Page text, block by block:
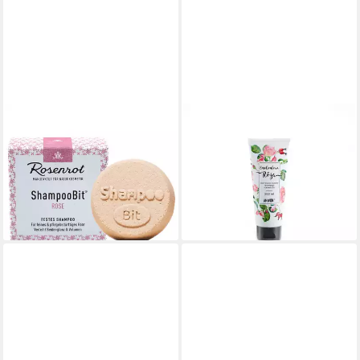
Rosenrot Festes
Haarshampoo Festes
Shampoo Rose, 60 g
9,49 €
(158,17 €/ 1 kg)
lieferbar - in 3-4 Werktagen bei dir
Haarshampoo ANWEN
Spülung für stark poröses
lieferbar - in 7-9 Werktagen bei dir